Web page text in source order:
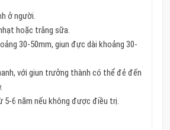
ở người.
hoặc trắng sữa.
30-50mm, giun đực dài khoảng 30-
với giun trưởng thành có thể đẻ đến
5-6 năm nếu không được điều trị.